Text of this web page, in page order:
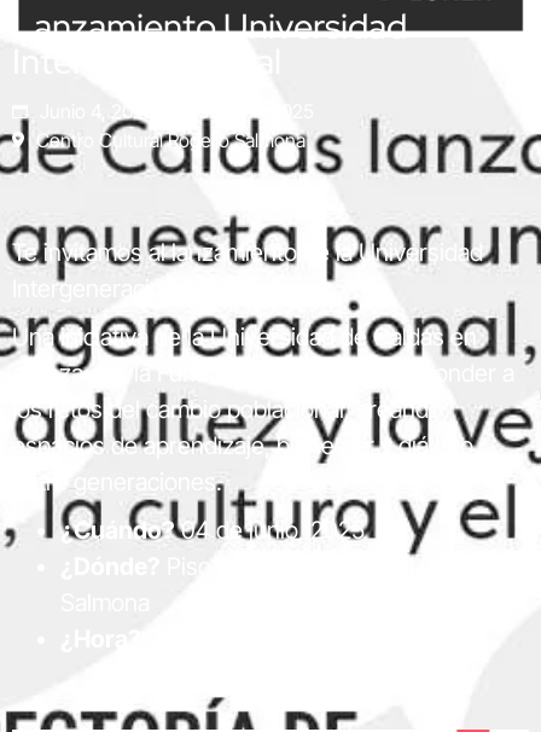
Lanzamiento Universidad
Centro Cultural Rogelio Salmona
Te invitamos al lanzamiento de la Universidad
Intergeneracional
Una iniciativa de la Universidad de Caldas en
alianza con la Fundación Luker para responder a
los retos del cambio poblacional, creando
espacios de aprendizaje, bienestar y diálogo
entre generaciones.
¿Cuándo?04 de junio, 2025
Piso 2 – Centro Cultural Rogelio